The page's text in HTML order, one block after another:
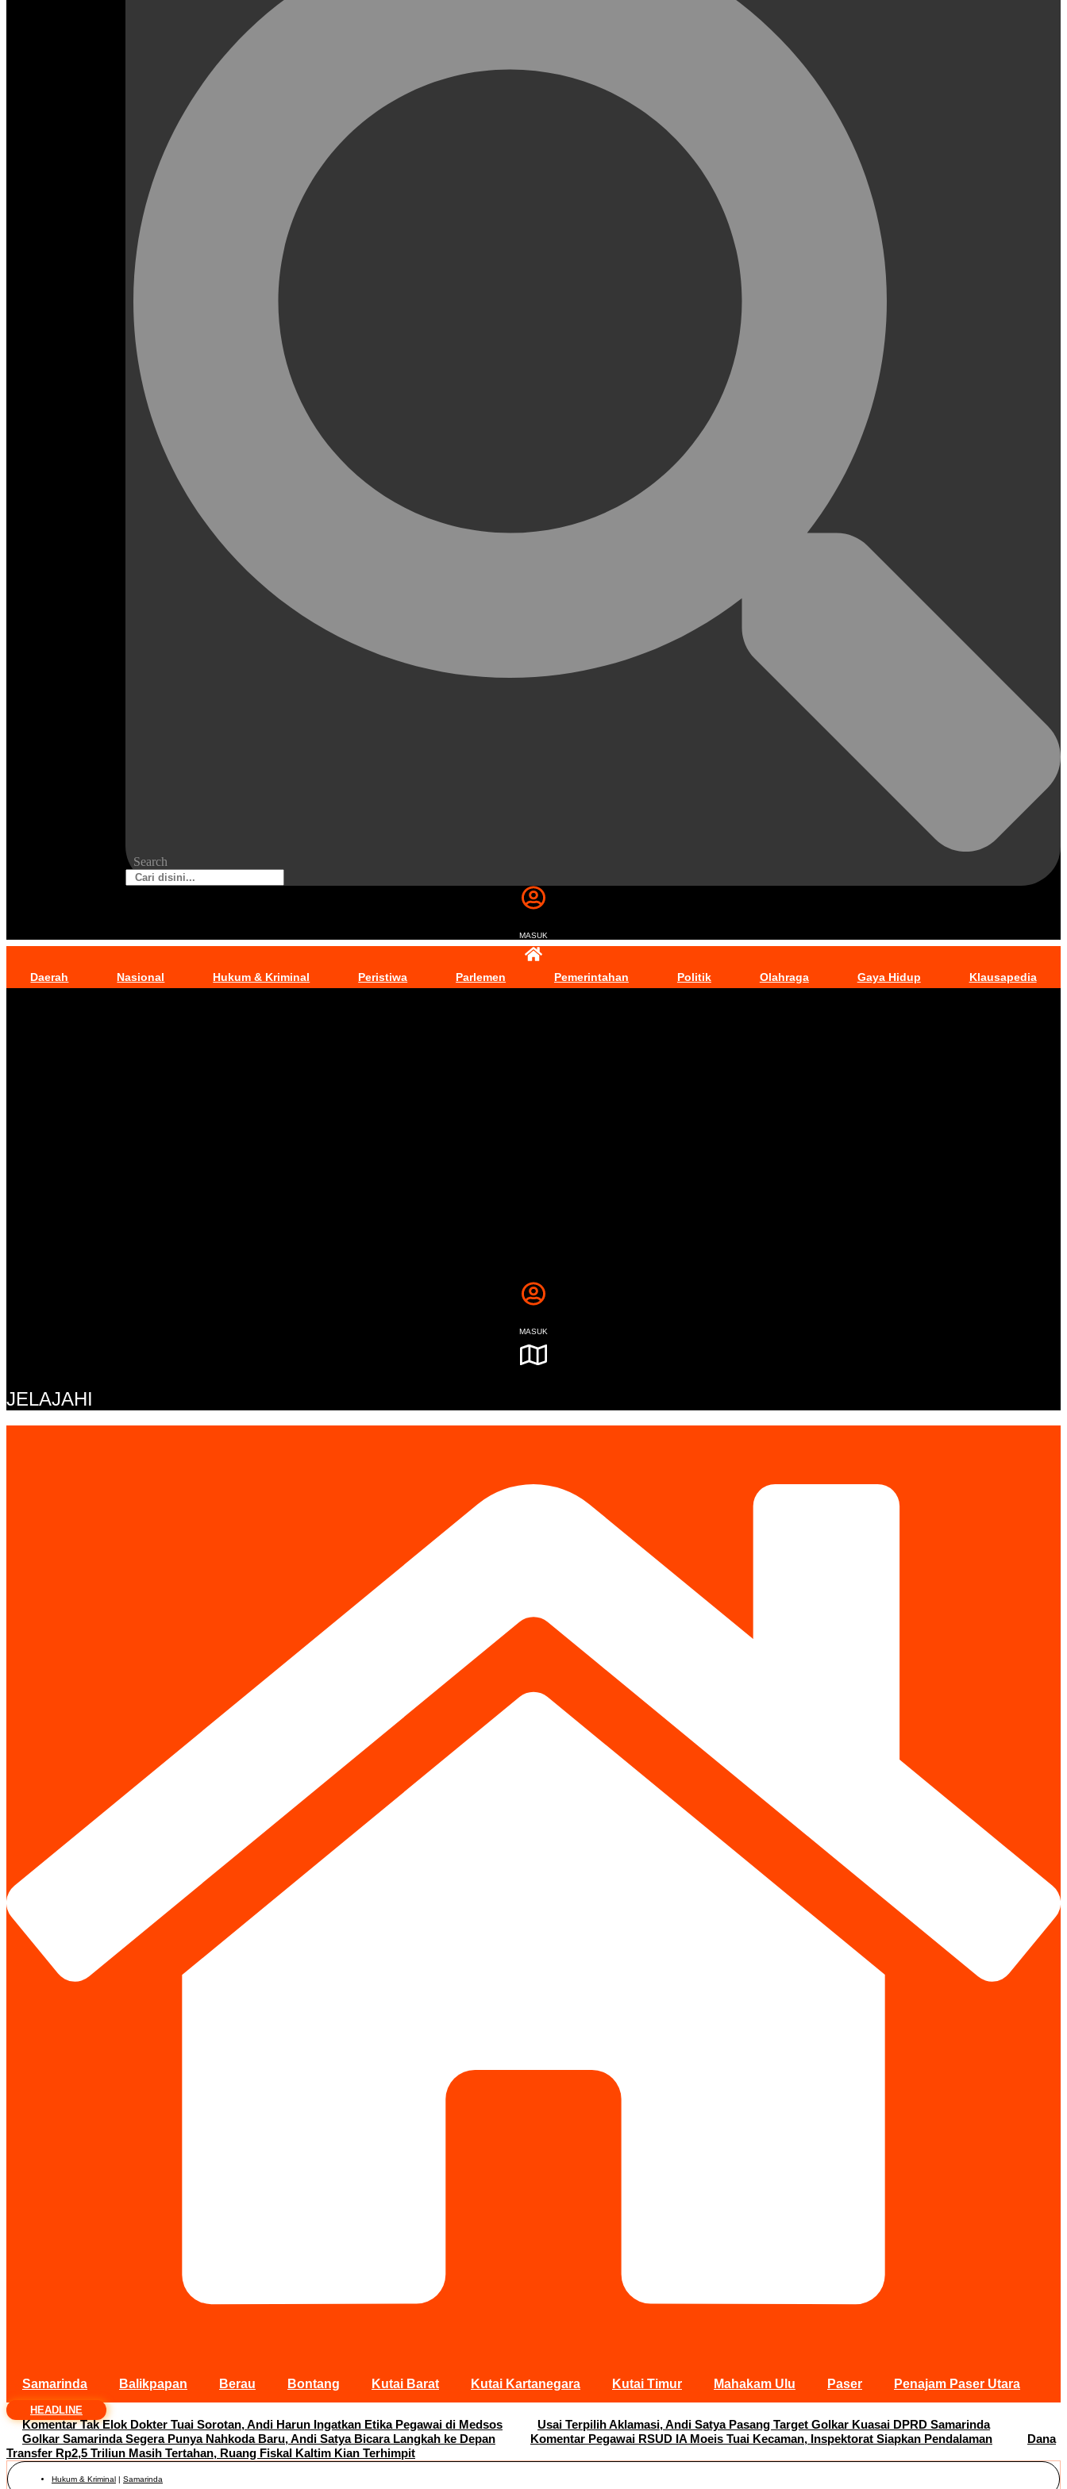
Search
MASUK
Daerah Nasional Hukum & Kriminal Peristiwa Parlemen Pemerintahan Politik Olahraga Gaya Hidup Klausapedia
MASUK
JELAJAHI
Samarinda Balikpapan Berau Bontang Kutai Barat Kutai Kartanegara Kutai Timur Mahakam Ulu Paser Penajam Paser Utara
HEADLINE
Komentar Tak Elok Dokter Tuai Sorotan, Andi Harun Ingatkan Etika Pegawai di Medsos
Usai Terpilih Aklamasi, Andi Satya Pasang Target Golkar Kuasai DPRD Samarinda
Golkar Samarinda Segera Punya Nahkoda Baru, Andi Satya Bicara Langkah ke Depan
Komentar Pegawai RSUD IA Moeis Tuai Kecaman, Inspektorat Siapkan Pendalaman
Dana
Transfer Rp2,5 Triliun Masih Tertahan, Ruang Fiskal Kaltim Kian Terhimpit
Hukum & Kriminal | Samarinda